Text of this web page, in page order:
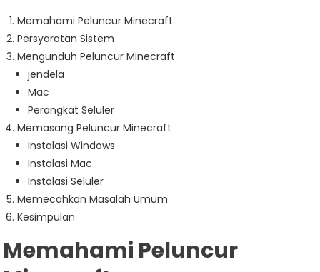
Memahami Peluncur Minecraft
Persyaratan Sistem
Mengunduh Peluncur Minecraft
jendela
Mac
Perangkat Seluler
Memasang Peluncur Minecraft
Instalasi Windows
Instalasi Mac
Instalasi Seluler
Memecahkan Masalah Umum
Kesimpulan
Memahami Peluncur